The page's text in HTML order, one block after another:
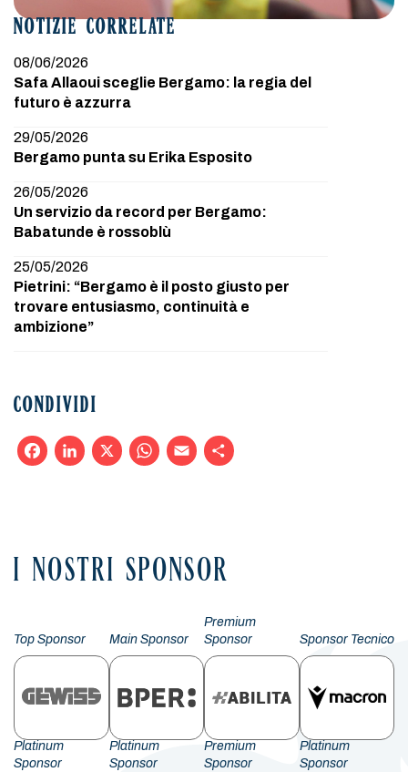
NOTIZIE CORRELATE
08/06/2026
Safa Allaoui sceglie Bergamo: la regia del
futuro è azzurra
29/05/2026
Bergamo punta su Erika Esposito
26/05/2026
Un servizio da record per Bergamo:
Babatunde è rossoblù
25/05/2026
Pietrini: “Bergamo è il posto giusto per
trovare entusiasmo, continuità e
ambizione”
CONDIVIDI
I NOSTRI SPONSOR
Top Sponsor Main Sponsor
Premium
Sponsor
Sponsor Tecnico
Platinum
Sponsor
Platinum
Sponsor
Premium
Sponsor
Platinum
Sponsor